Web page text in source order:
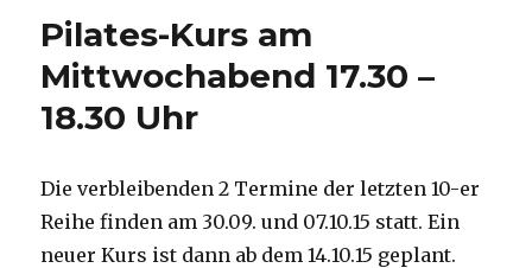
Pilates-Kurs am
Mittwochabend 17.30 –
18.30 Uhr
Die verbleibenden 2 Termine der letzten 10-er
Reihe finden am 30.09. und 07.10.15 statt. Ein
neuer Kurs ist dann ab dem 14.10.15 geplant.